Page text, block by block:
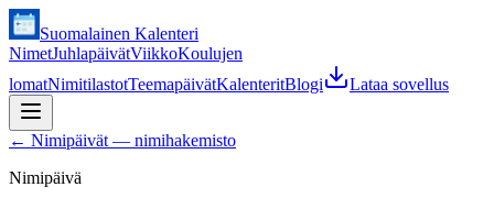
Suomalainen Kalenteri
NimetJuhlapäivätViikkoKoulujen
lomatNimitilastotTeemapäivätKalenteritBlogi Lataa sovellus
← Nimipäivät — nimihakemisto
Nimipäivä